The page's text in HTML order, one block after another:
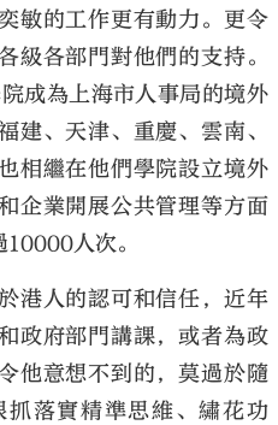
敏的工作更有動力。更令
級各部門對他們的支持。
成為上海市人事局的境外
建、天津、重慶、雲南、
相繼在他們學院設立境外
企業開展公共管理等方面
人次。
港人的認可和信任，近年
政府部門講課，或者為政
他意想不到的，莫過於隨
落實精準思維、繡花功